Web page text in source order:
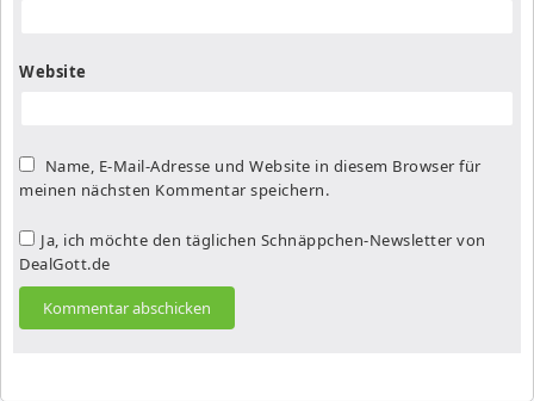
Website
Name, E-Mail-Adresse und Website in diesem Browser für
meinen nächsten Kommentar speichern.
Ja, ich möchte den täglichen Schnäppchen-Newsletter von
DealGott.de